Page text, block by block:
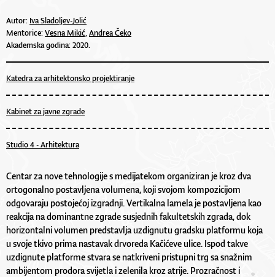
Autor: Iva Sladoljev-Jolić
Mentorice:Vesna Mikić,Andrea Čeko
Akademska godina: 2020.
Katedra za arhitektonsko projektiranje
Kabinet za javne zgrade
Studio 4 - Arhitektura
Centar za nove tehnologije s medijatekom organiziran je kroz dva
ortogonalno postavljena volumena, koji svojom kompozicijom
odgovaraju postojećoj izgradnji. Vertikalna lamela je postavljena kao
reakcija na dominantne zgrade susjednih fakultetskih zgrada, dok
horizontalni volumen predstavlja uzdignutu gradsku platformu koja
u svoje tkivo prima nastavak drvoreda Kačićeve ulice. Ispod takve
uzdignute platforme stvara se natkriveni pristupni trg sa snažnim
ambijentom prodora svijetla i zelenila kroz atrije. Prozračnost i